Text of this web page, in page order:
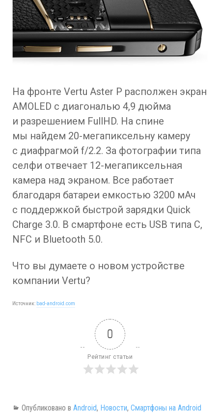
На фронте Vertu Aster P располжен экран
AMOLED с диагональю 4,9 дюйма
и разрешением FullHD. На спине
мы найдем 20-мегапиксельну камеру
с диафрагмой f/2.2. За фотографии типа
селфи отвечает 12-мегапиксельная
камера над экраном. Все работает
благодаря батареи емкостью 3200 мАч
с поддержкой быстрой зарядки Quick
Charge 3.0. В смартфоне есть USB типа C,
NFC и Bluetooth 5.0.
Что вы думаете о новом устройстве
компании Vertu?
Источник: bad-android.com
0
Рейтинг статьи
Опубликовано в Android, Новости, Смартфоны на Android